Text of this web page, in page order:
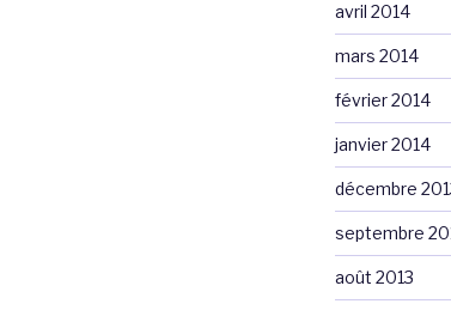
avril 2014
mars 2014
février 2014
janvier 2014
décembre
septembre
août 2013